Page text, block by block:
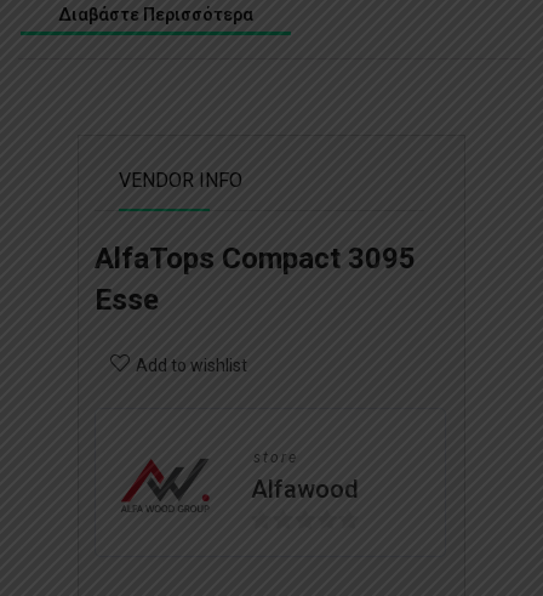
Διαβάστε Περισσότερα
VENDOR INFO
AlfaTops Compact 3095
Esse
Add to wishlist
store
Alfawood